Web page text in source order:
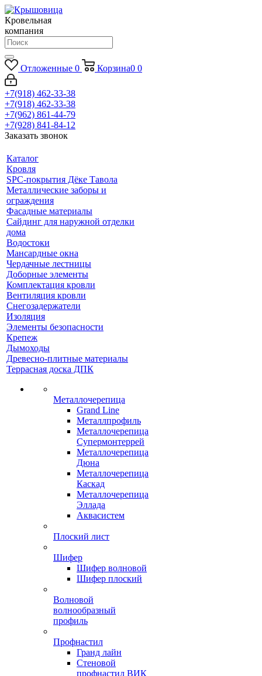
Кровельная
компания
Отложенные 0 Корзина0 0
+7(918) 462-33-38
+7(918) 462-33-38
+7(962) 861-44-79
+7(928) 841-84-12
Заказать звонок
Каталог
Кровля
SPC-покрытия Дёке Тавола
Металлические заборы и
ограждения
Фасадные материалы
Сайдинг для наружной отделки
дома
Водостоки
Мансардные окна
Чердачные лестницы
Доборные элементы
Комплектация кровли
Вентиляция кровли
Снегозадержатели
Изоляция
Элементы безопасности
Крепеж
Дымоходы
Древесно-плитные материалы
Террасная доска ДПК
Металлочерепица
Grand Line
Металлпрофиль
Металлочерепица
Супермонтеррей
Металлочерепица
Дюна
Металлочерепица
Каскад
Металлочерепица
Эллада
Аквасистем
Плоский лист
Шифер
Шифер волновой
Шифер плоский
Волновой
волнообразный
профиль
Профнастил
Гранд лайн
Стеновой
профнастил ВИК